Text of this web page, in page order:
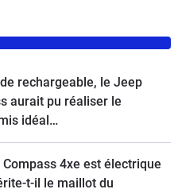
rechargeable, le Jeep
aurait pu réaliser le
idéal…
Compass 4xe est électrique
t-il le maillot du